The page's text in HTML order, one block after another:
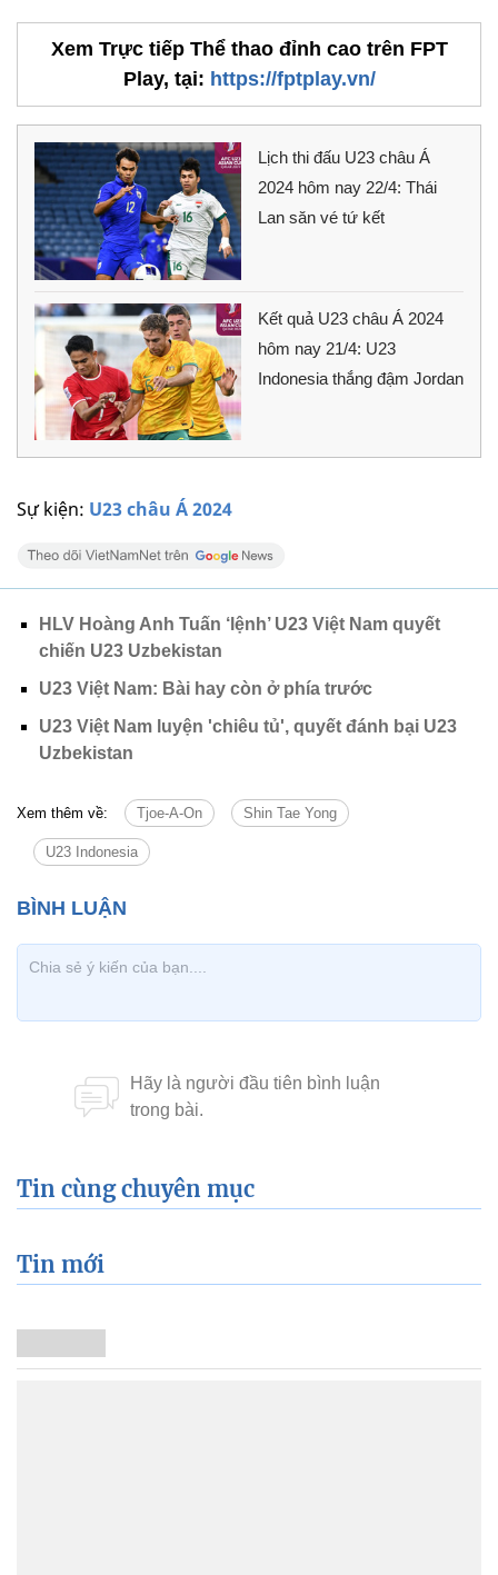
Sự kiện: U23 châu Á 2024
Xem Trực tiếp Thể thao đỉnh cao trên FPT
Play, tại: https://fptplay.vn/
Lịch thi đấu U23 châu Á
2024 hôm nay 22/4: Thái
Lan săn vé tứ kết
Kết quả U23 châu Á 2024
hôm nay 21/4: U23
Indonesia thắng đậm Jordan
HLV Hoàng Anh Tuấn ‘lệnh’ U23 Việt Nam quyết
chiến U23 Uzbekistan
U23 Việt Nam: Bài hay còn ở phía trước
U23 Việt Nam luyện 'chiêu tủ', quyết đánh bại U23
Uzbekistan
Xem thêm về: Tjoe-A-On Shin Tae Yong
U23 Indonesia
Tin cùng chuyên mục
Tin mới